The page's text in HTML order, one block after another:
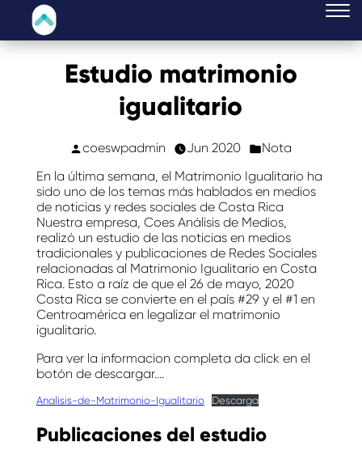
Estudio matrimonio
igualitario
coeswpadmin Jun 2020
Nota
En la última semana, el Matrimonio Igualitario ha
sido uno de los temas más hablados en medios
de noticias y redes sociales de Costa Rica
Nuestra empresa, Coes Análisis de Medios,
realizó un estudio de las noticias en medios
tradicionales y publicaciones de Redes Sociales
relacionadas al Matrimonio Igualitario en Costa
Rica. Esto a raíz de que el 26 de mayo, 2020
Costa Rica se convierte en el país #29 y el #1 en
Centroamérica en legalizar el matrimonio
igualitario.
Para ver la informacion completa da click en el
botón de descargar….
Analisis-de-Matrimonio-Igualitario Descarga
Publicaciones del estudio